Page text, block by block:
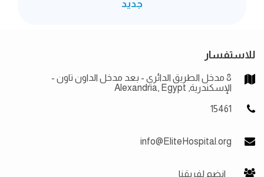
جديد
للاستفسار
8 مدخل الطريق الدائري - بعد مدخل الداون تاون -
الإسكندرية, Alexandria, Egypt
15461
info@EliteHospital.org
انضم لفريقنا